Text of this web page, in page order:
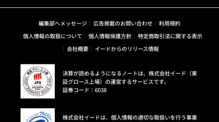
編集部へメッセージ 広告掲載のお問い合わせ
利用規約
個人情報の取扱について
個人情報保護方針
特定商取引法に関する表示
会社概要
イードからのリリース情報
決算が読めるようになるノートは、株式会社イード（東
証グロース上場）の運営するサービスです。
証券コード：6038
株式会社イードは、個人情報の適切な取扱いを行う事業